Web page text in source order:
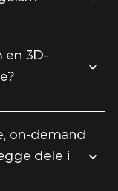
en 3D-
on-demand
dele i